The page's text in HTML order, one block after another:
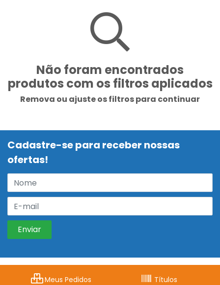
Não foram encontrados
produtos com os filtros aplicados
Remova ou ajuste os filtros para continuar
Cadastre-se para receber nossas
ofertas!
Meus Pedidos
Títulos